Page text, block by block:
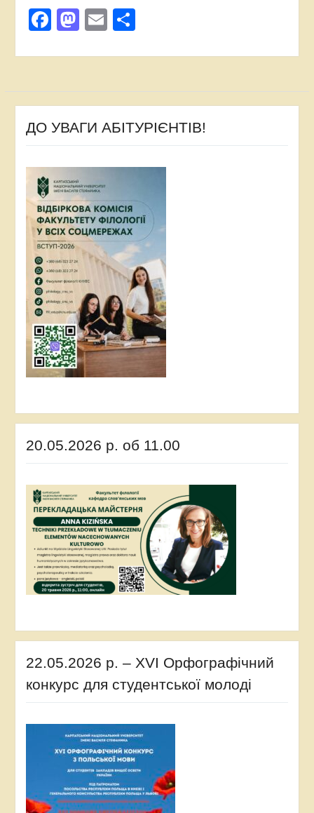
Facebook
Mastodon
EmailПоділитися
ДО УВАГИ АБІТУРІЄНТІВ!
20.05.2026 р. об 11.00
22.05.2026 р. – XVI Орфографічний
конкурс для студентської молоді